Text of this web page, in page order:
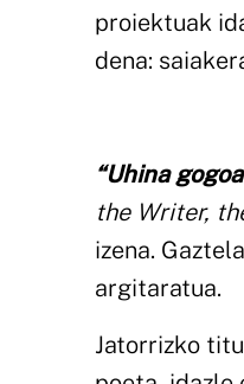
proiektuak
dena:
“Uhina
the Writer,
izena.
argitaratua.
Jatorrizko